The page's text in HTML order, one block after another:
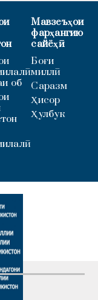
об
Мавзеъҳои
фарҳангию
сайёҳӣ
Боғи
миллӣ
Саразм
Ҳисор
Ҳулбук